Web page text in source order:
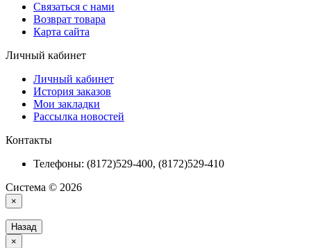
Связаться с нами
Возврат товара
Карта сайта
Личный кабинет
Личный кабинет
История заказов
Мои закладки
Рассылка новостей
Контакты
Телефоны: (8172)529-400, (8172)529-410
Система © 2026
×
Назад
×